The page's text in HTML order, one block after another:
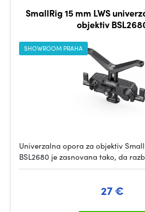
SmallRig 15 mm LWS
objektiv
SHOWROOM PRAHA
Univerzalna opora za objektiv
BSL2680 je zasnovana tako, da
27 €